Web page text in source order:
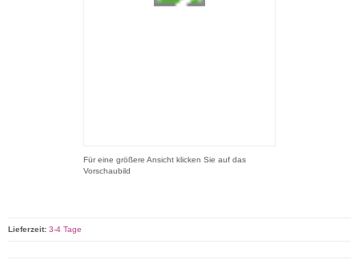
Für eine größere Ansicht klicken Sie auf das
Vorschaubild
Lieferzeit: 3-4 Tage